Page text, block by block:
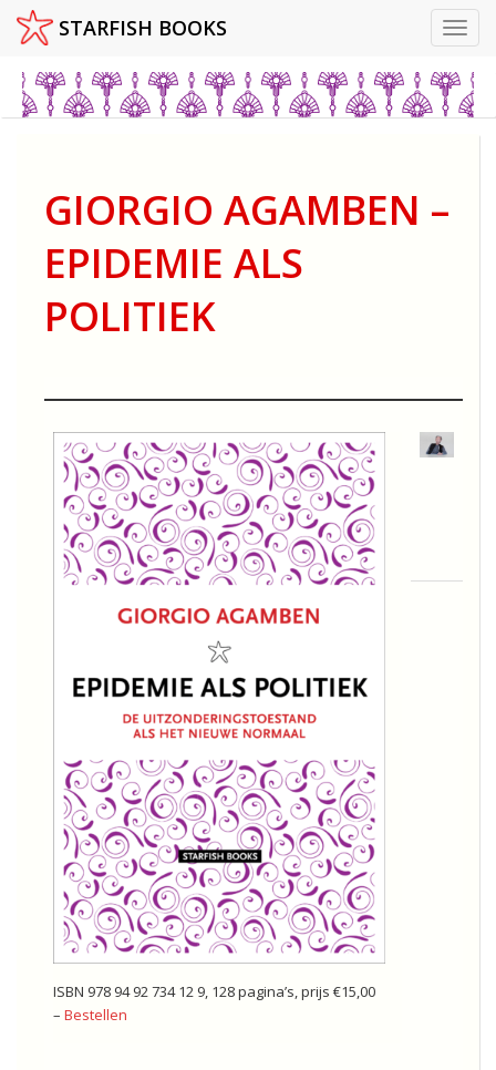
content
STARFISH BOOKS
GIORGIO AGAMBEN –
EPIDEMIE ALS
POLITIEK
ISBN 978 94 92 734 12 9, 128 pagina’s, prijs €15,00
– Bestellen